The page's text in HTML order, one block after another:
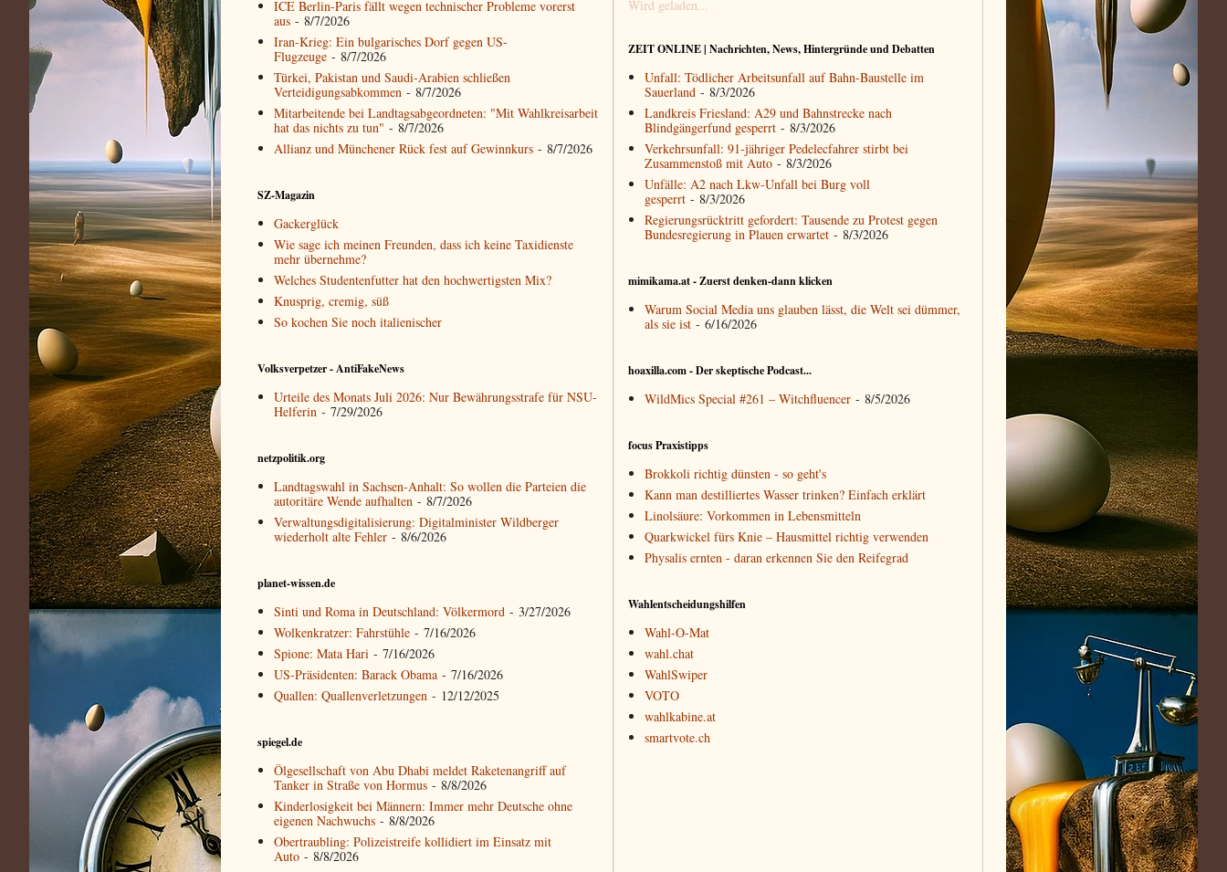
ICE Berlin-Paris fällt wegen technischer Probleme vorerst
aus- 8/7/2026
Iran-Krieg: Ein bulgarisches Dorf gegen US-
Flugzeuge- 8/7/2026
Türkei, Pakistan und Saudi-Arabien schließen
Verteidigungsabkommen- 8/7/2026
Mitarbeitende bei Landtagsabgeordneten: "Mit Wahlkreisarbeit
hat das nichts zu tun" - 8/7/2026
Allianz und Münchener Rück fest auf Gewinnkurs- 8/7/2026
SZ-Magazin
Gackerglück
Wie sage ich meinen Freunden, dass ich keine Taxidienste
mehr übernehme?
Welches Studentenfutter hat den hochwertigsten Mix?
Knusprig, cremig, süß
So kochen Sie noch italienischer
Volksverpetzer - AntiFakeNews
Urteile des Monats Juli 2026: Nur Bewährungsstrafe für NSU-
Helferin- 7/29/2026
netzpolitik.org
Landtagswahl in Sachsen-Anhalt: So wollen die Parteien die
autoritäre Wende aufhalten- 8/7/2026
Verwaltungsdigitalisierung: Digitalminister Wildberger
wiederholt alte Fehler- 8/6/2026
planet-wissen.de
Sinti und Roma in Deutschland: Völkermord- 3/27/2026
Wolkenkratzer: Fahrstühle- 7/16/2026
Spione: Mata Hari- 7/16/2026
US-Präsidenten: Barack Obama- 7/16/2026
Quallen: Quallenverletzungen- 12/12/2025
spiegel.de
Ölgesellschaft von Abu Dhabi meldet Raketenangriff auf
Tanker in Straße von Hormus- 8/8/2026
Kinderlosigkeit bei Männern: Immer mehr Deutsche ohne
eigenen Nachwuchs- 8/8/2026
Obertraubling: Polizeistreife kollidiert im Einsatz mit
Auto- 8/8/2026
Wird geladen...
ZEIT ONLINE | Nachrichten, News, Hintergründe und Debatten
Unfall: Tödlicher Arbeitsunfall auf Bahn-Baustelle im
Sauerland- 8/3/2026
Landkreis Friesland: A29 und Bahnstrecke nach
Blindgängerfund gesperrt- 8/3/2026
Verkehrsunfall: 91-jähriger Pedelecfahrer stirbt bei
Zusammenstoß mit Auto- 8/3/2026
Unfälle: A2 nach Lkw-Unfall bei Burg voll
gesperrt- 8/3/2026
Regierungsrücktritt gefordert: Tausende zu Protest gegen
Bundesregierung in Plauen erwartet- 8/3/2026
mimikama.at - Zuerst denken-dann klicken
Warum Social Media uns glauben lässt, die Welt sei dümmer,
als sie ist- 6/16/2026
hoaxilla.com - Der skeptische Podcast...
WildMics Special #261 – Witchfluencer- 8/5/2026
focus Praxistipps
Brokkoli richtig dünsten - so geht's
Kann man destilliertes Wasser trinken? Einfach erklärt
Linolsäure: Vorkommen in Lebensmitteln
Quarkwickel fürs Knie – Hausmittel richtig verwenden
Physalis ernten - daran erkennen Sie den Reifegrad
Wahlentscheidungshilfen
Wahl-O-Mat
wahl.chat
WahlSwiper
VOTO
wahlkabine.at
smartvote.ch